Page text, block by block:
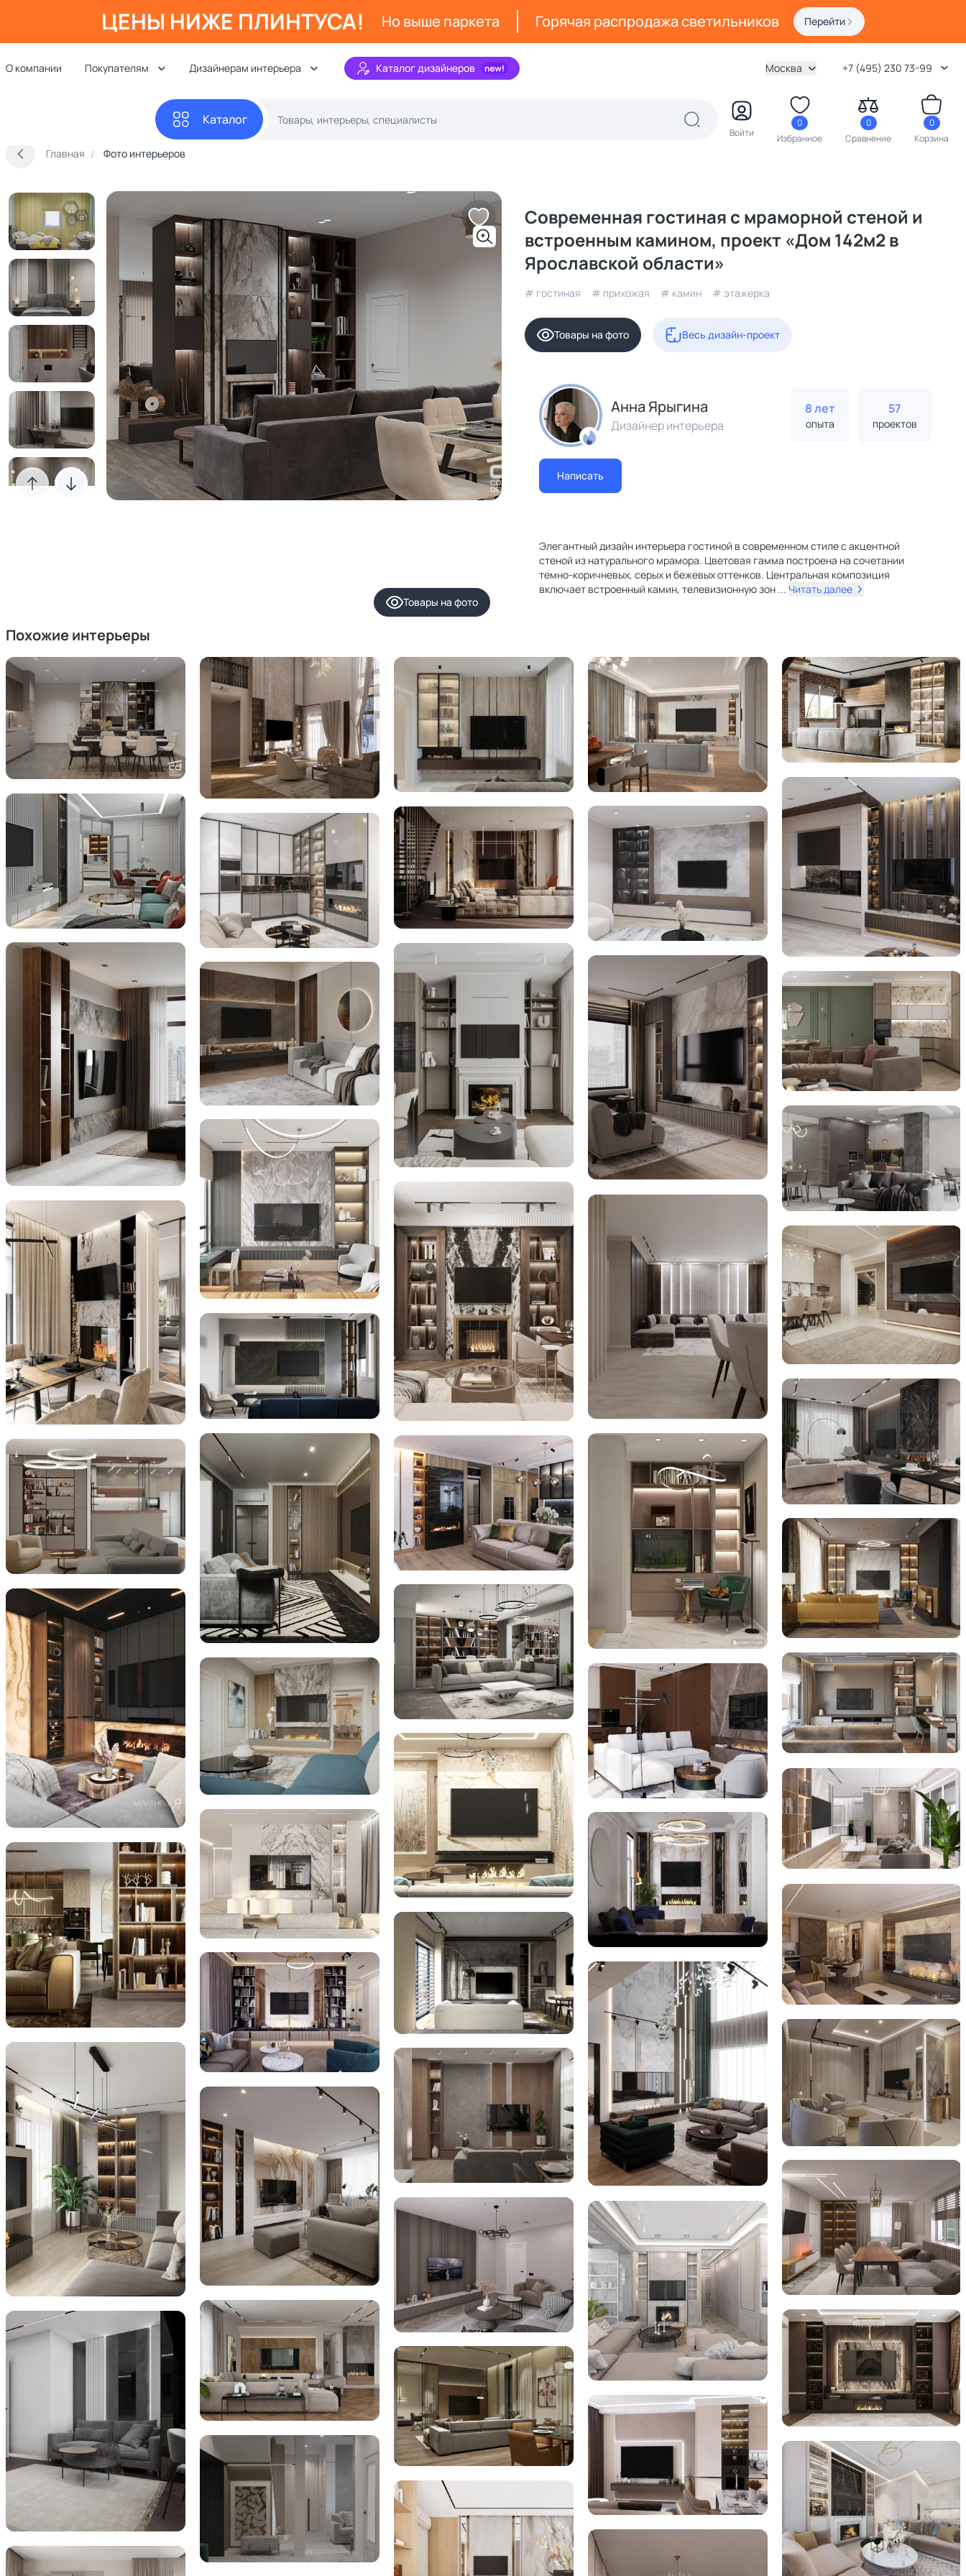
ЦЕНЫ НИЖЕ ПЛИНТУСА! Но выше паркета Горячая распродажа светильников Перейти
О компании Покупателям Дизайнерам интерьера Каталог дизайнеров Москва +7 (495) 230 73-99
Каталог
Войти
0
Избранное
0
Сравнение
0
Корзина
Главная Фото интерьеров
Товары на фото
Современная гостиная с мраморной стеной и
встроенным камином, проект «Дом 142м2 в
Ярославской области»
# гостиная # прихожая # камин # этажерка
Товары на фото Весь дизайн-проект
Анна Ярыгина
Дизайнер интерьера
8 лет
опыта
57
проектов
Написать
Элегантный дизайн интерьера гостиной в современном стиле с акцентной
стеной из натурального мрамора. Цветовая гамма построена на сочетании
темно-коричневых, серых и бежевых оттенков. Центральная композиция
включает встроенный камин, телевизионную зон ... Читать далее
Похожие интерьеры